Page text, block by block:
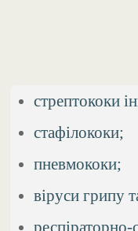
стрептококи
стафілококи;
пневмококи;
віруси грипу
респіраторно-